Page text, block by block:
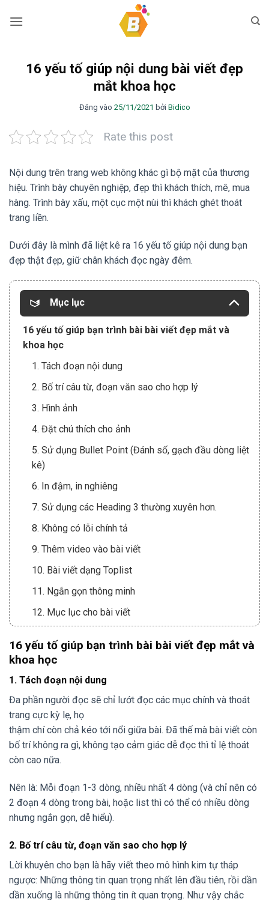
qua
16 yếu tố giúp nội dung bài viết đẹp
mắt khoa học
Đăng vào 25/11/2021 bởi Bidico
Rate this post
Nội dung trên trang web không khác gì bộ mặt của thương
hiệu. Trình bày chuyên nghiệp, đẹp thì khách thích, mê, mua
hàng. Trình bày xấu, một cục một nùi thì khách ghét thoát
trang liền.
Dưới đây là mình đã liệt kê ra 16 yếu tố giúp nội dung bạn
đẹp thật đẹp, giữ chân khách đọc ngày đêm.
Mục lục
16 yếu tố giúp bạn trình bài bài viết đẹp mắt và
khoa học
1. Tách đoạn nội dung
2. Bố trí câu từ, đoạn văn sao cho hợp lý
3. Hình ảnh
4. Đặt chú thích cho ảnh
5. Sử dụng Bullet Point (Đánh số, gạch đầu dòng liệt
kê)
6. In đậm, in nghiêng
7. Sử dụng các Heading 3 thường xuyên hơn.
8. Không có lỗi chính tả
9. Thêm video vào bài viết
10. Bài viết dạng Toplist
11. Ngắn gọn thông minh
12. Mục lục cho bài viết
14. Font chữ dễ đọc
15. Màu sắc của website
16. Kiểm tra 2 lần trước khi đăng bài
16 yếu tố giúp bạn trình bài bài viết đẹp mắt và
khoa học
1. Tách đoạn nội dung
Đa phần người đọc sẽ chỉ lướt đọc các mục chính và thoát
trang cực kỳ lẹ, họ
thậm chí còn chả kéo tới nổi giữa bài. Đã thế mà bài viết còn
bố trí không ra gì, không tạo cảm giác dễ đọc thì tỉ lệ thoát
còn cao nữa.
Nên là: Mỗi đoạn 1-3 dòng, nhiều nhất 4 dòng (và chỉ nên có
2 đoạn 4 dòng trong bài, hoặc list thì có thể có nhiều dòng
nhưng ngắn gọn, dễ hiểu).
2. Bố trí câu từ, đoạn văn sao cho hợp lý
Lời khuyên cho bạn là hãy viết theo mô hình kim tự tháp
ngược: Những thông tin quan trọng nhất lên đầu tiên, rồi dần
dần xuống là những thông tin ít quan trọng. Như vậy chắc